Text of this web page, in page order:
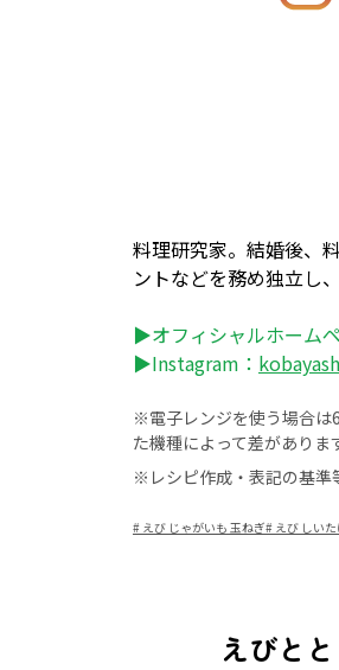
料理研究家。結婚後、
ントなどを務め独立し
▶オフィシャルホーム
▶Instagram：
※電子レンジを使う場合は
た機種によって差があり
※レシピ作成・表記の基準
# えび じゃがいも 玉ねぎ# えび しい
えびと